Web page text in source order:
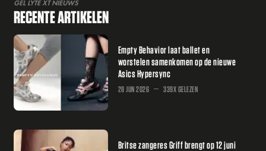
GEL LYTE XT NIEUWS
RECENTE ARTIKELEN
Empty Behavior laat ballet en
worstelen samenkomen op de nieuwe
Asics Hypersync
28 JUN 2026 339X GELEZEN
Britse zangeres Griff brengt op 12 juni